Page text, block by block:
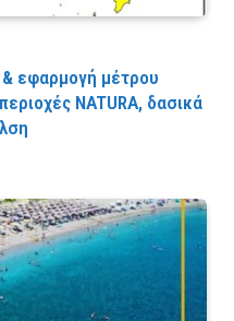
& εφαρμογή μέτρου
NATURA, δασικά